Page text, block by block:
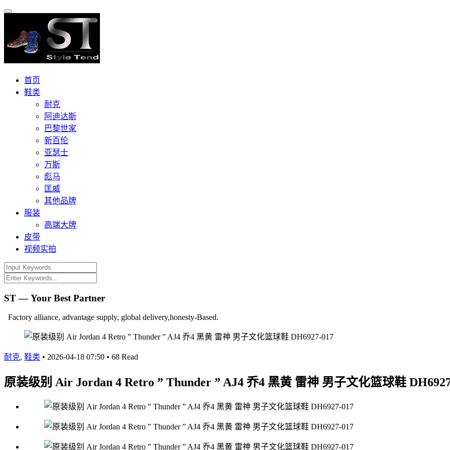
首页
鞋类
耐克
阿迪达斯
巴黎世家
新百伦
亚瑟士
万斯
彪马
匡威
其他品牌
服装
高端大牌
皮带
视频实拍
ST — Your Best Partner
Factory alliance, advantage supply, global delivery,honesty-Based.
耐克, 鞋类 • 2026-04-18 07:50 • 68 Read
原装级别 Air Jordan 4 Retro ” Thunder ” AJ4 乔4 黑黄 雷神 男子文化篮球鞋